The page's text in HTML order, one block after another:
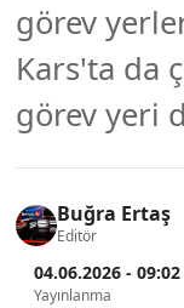
görev
Kars'ta da
görev yeri
Buğra Ertaş
Editör
04.06.2026 - 09:02
Yayınlanma